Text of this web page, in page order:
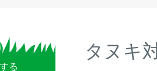
る
タヌキ